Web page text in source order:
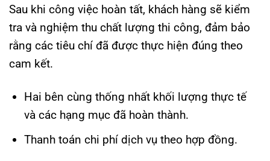
Sau khi công việc hoàn tất, khách hàng sẽ kiểm
tra và nghiệm thu chất lượng thi công, đảm bảo
rằng các tiêu chí đã được thực hiện đúng theo
cam kết.
Hai bên cùng thống nhất khối lượng thực tế
và các hạng mục đã hoàn thành.
Thanh toán chi phí dịch vụ theo hợp đồng.